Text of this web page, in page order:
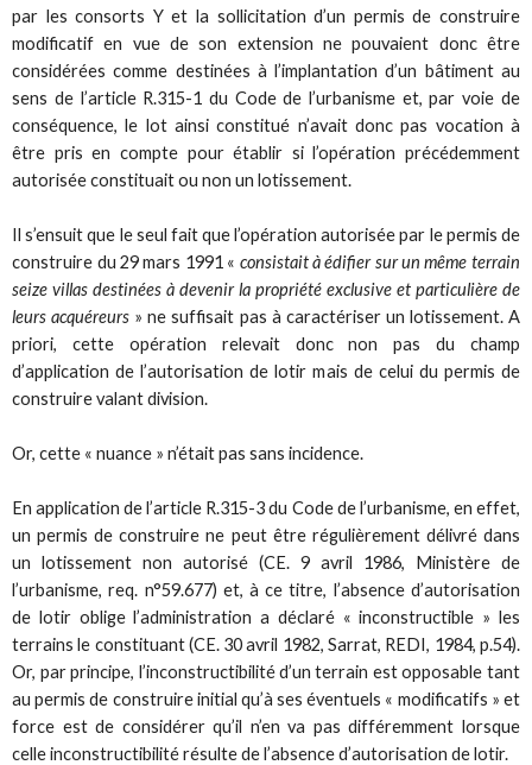
par les consorts Y et la sollicitation d’un permis de construire
modificatif en vue de son extension ne pouvaient donc être
considérées comme destinées à l’implantation d’un bâtiment au
sens de l’article R.315-1 du Code de l’urbanisme et, par voie de
conséquence, le lot ainsi constitué n’avait donc pas vocation à
être pris en compte pour établir si l’opération précédemment
autorisée constituait ou non un lotissement.
Il s’ensuit que le seul fait que l’opération autorisée par le permis de
construire du 29 mars 1991 « consistait à édifier sur un même terrain
seize villas destinées à devenir la propriété exclusive et particulière de
leurs acquéreurs » ne suffisait pas à caractériser un lotissement. A
priori, cette opération relevait donc non pas du champ
d’application de l’autorisation de lotir mais de celui du permis de
construire valant division.
Or, cette « nuance » n’était pas sans incidence.
En application de l’article R.315-3 du Code de l’urbanisme, en effet,
un permis de construire ne peut être régulièrement délivré dans
un lotissement non autorisé (CE. 9 avril 1986, Ministère de
l’urbanisme, req. n°59.677) et, à ce titre, l’absence d’autorisation
de lotir oblige l’administration a déclaré « inconstructible » les
terrains le constituant (CE. 30 avril 1982, Sarrat, REDI, 1984, p.54).
Or, par principe, l’inconstructibilité d’un terrain est opposable tant
au permis de construire initial qu’à ses éventuels « modificatifs » et
force est de considérer qu’il n’en va pas différemment lorsque
celle inconstructibilité résulte de l’absence d’autorisation de lotir.